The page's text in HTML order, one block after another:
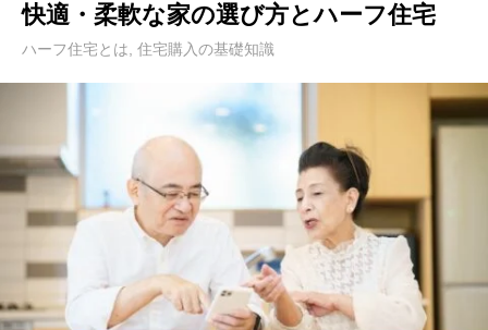
快適・柔軟な家の選び方とハーフ住宅
ハーフ住宅とは 住宅購入の基礎知識